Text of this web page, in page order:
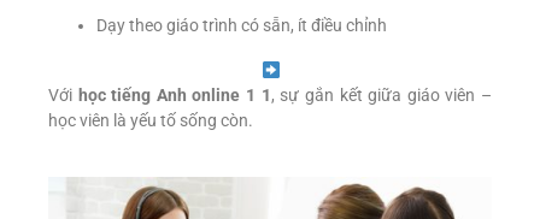
Dạy theo giáo trình có sẵn, ít điều chỉnh
Với học tiếng Anh online 1 1, sự gắn kết giữa giáo viên –
học viên là yếu tố sống còn.